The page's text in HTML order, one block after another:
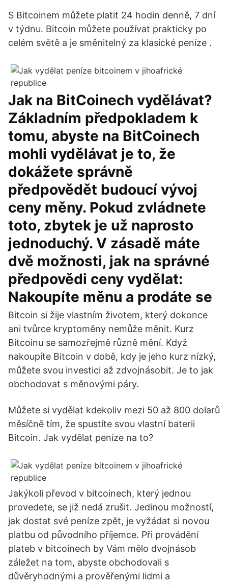
S Bitcoinem můžete platit 24 hodin denně, 7 dní
v týdnu. Bitcoin můžete používat prakticky po
celém světě a je směnitelný za klasické peníze .
Jak na BitCoinech vydělávat?
Základním předpokladem k
tomu, abyste na BitCoinech
mohli vydělávat je to, že
dokážete správně
předpovědět budoucí vývoj
ceny měny. Pokud zvládnete
toto, zbytek je už naprosto
jednoduchý. V zásadě máte
dvě možnosti, jak na správné
předpovědi ceny vydělat:
Nakoupíte měnu a prodáte se
Bitcoin si žije vlastním životem, který dokonce
ani tvůrce kryptoměny nemůže měnit. Kurz
Bitcoinu se samozřejmě různě mění. Když
nakoupíte Bitcoin v době, kdy je jeho kurz nízký,
můžete svou investici až zdvojnásobit. Je to jak
obchodovat s měnovými páry.
Můžete si vydělat kdekoliv mezi 50 až 800 dolarů
měsíčně tím, že spustíte svou vlastní baterii
Bitcoin. Jak vydělat peníze na to?
Jakýkoli převod v bitcoinech, který jednou
provedete, se již nedá zrušit. Jedinou možností,
jak dostat své peníze zpět, je vyžádat si novou
platbu od původního příjemce. Při provádění
plateb v bitcoinech by Vám mělo dvojnásob
záležet na tom, abyste obchodovali s
důvěryhodnými a prověřenými lidmi a